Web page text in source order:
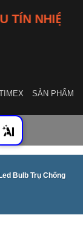
NHIỆM
SẢN PHẨM
Led Bulb Trụ Chống